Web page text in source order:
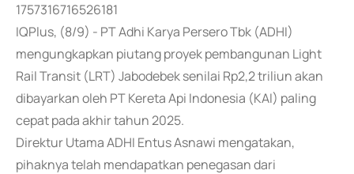
1757316716526181
IQPlus, (8/9) - PT Adhi Karya Persero Tbk (ADHI)
mengungkapkan piutang proyek pembangunan Light
Rail Transit (LRT) Jabodebek senilai Rp2,2 triliun akan
dibayarkan oleh PT Kereta Api Indonesia (KAI) paling
cepat pada akhir tahun 2025.
Direktur Utama ADHI Entus Asnawi mengatakan,
pihaknya telah mendapatkan penegasan dari